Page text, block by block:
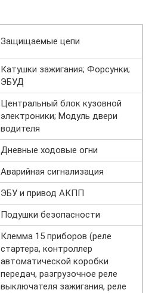
Защищаемые цепи
Катушки зажигания; Форсунки;
ЭБУД
Центральный блок кузовной
электроники; Модуль двери
водителя
Дневные ходовые огни
Аварийная сигнализация
ЭБУ и привод АКПП
Подушки безопасности
Клемма 15 приборов (реле
стартера, контроллер
автоматической коробки
передач, разгрузочное реле
выключателя зажигания, реле